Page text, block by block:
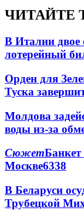
ЧИТАЙТЕ
В Италии
лотерейный
Орден для
Туска
Молдова
воды из-за
СюжетБанкет
Москве6338
В Беларуси
Трубецкой